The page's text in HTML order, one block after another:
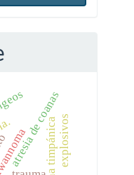
atresia de coanasexplosivos